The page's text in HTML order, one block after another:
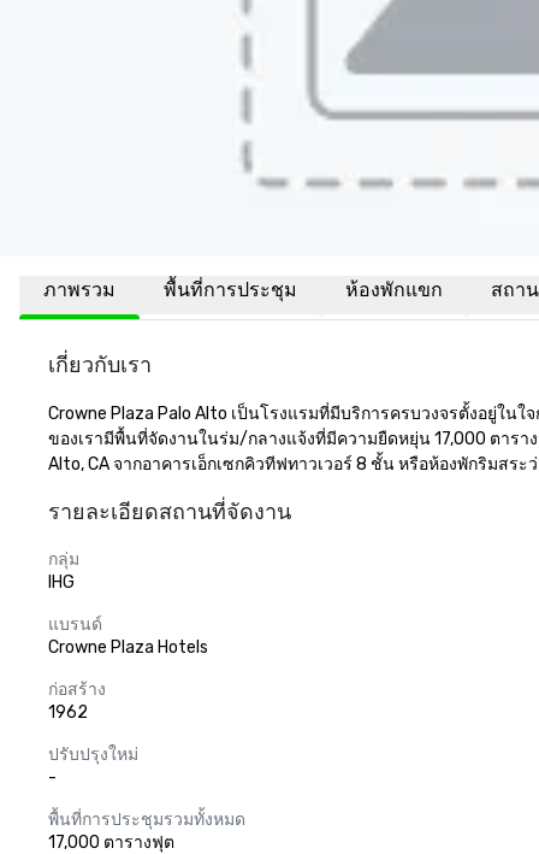
ภาพรวม พื้นที่การประชุม ห้องพักแขก สถา
เกี่ยวกับเรา
Crowne Plaza Palo Alto เป็นโรงแรมที่มีบริการครบวงจรตั้งอยู่ใ
ของเรามีพื้นที่จัดงานในร่ม/กลางแจ้งที่มีความยืดหยุ่น 17,000 ตาร
Alto, CA จากอาคารเอ็กเซกคิวทีฟทาวเวอร์ 8 ชั้น หรือห้องพักริมส
รายละเอียดสถานที่จัดงาน
กลุ่ม
IHG
แบรนด์
Crowne Plaza Hotels
ก่อสร้าง
1962
ปรับปรุงใหม่
-
พื้นที่การประชุมรวมทั้งหมด
17,000 ตารางฟุต